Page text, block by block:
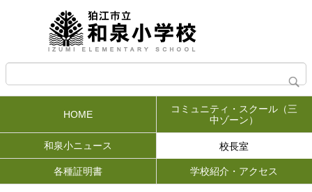
HOME
コミュニティ・スクール（三
中ゾーン）
和泉小ニュース 校長室
各種証明書 学校紹介・アクセス